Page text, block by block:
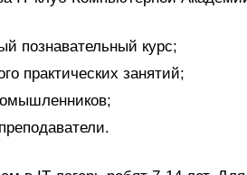
познавательный курс;
практических занятий;